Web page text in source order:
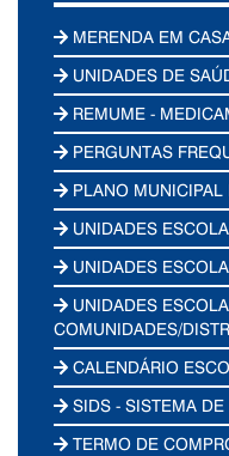
MERENDA EM
UNIDADES DE
REMUME -
PERGUNTAS
PLANO MUNICIPAL
UNIDADES
UNIDADES
UNIDADES
COMUNIDADES/
CALENDÁRIO
SIDS - SISTEMA
TERMO DE